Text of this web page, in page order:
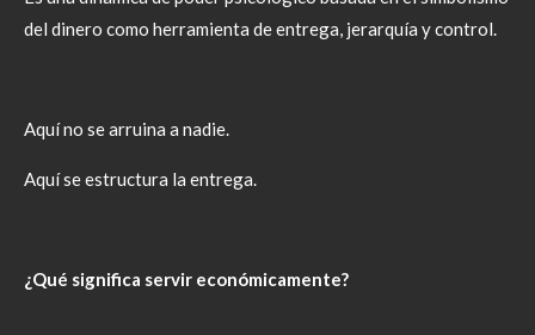
del dinero como herramienta de entrega, jerarquía y control.
Aquí no se arruina a nadie.
Aquí se estructura la entrega.
¿Qué significa servir económicamente?